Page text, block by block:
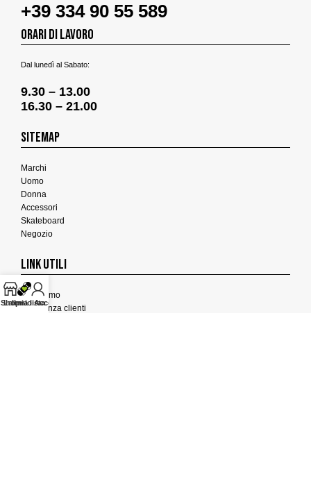
+39 334 90 55 589
ORARI DI LAVORO
Dal lunedì al Sabato:
9.30 – 13.00
16.30 – 21.00
SITEMAP
Marchi
Uomo
Donna
Accessori
Skateboard
Negozio
LINK UTILI
Chi Siamo
Assistenza clienti
Shop
La mia lista
Il mio Account